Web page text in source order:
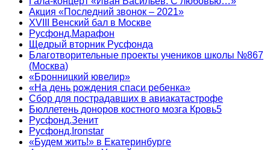
Акция «Последний звонок – 2021»
XVIII Венский бал в Москве
Русфонд.Марафон
Щедрый вторник Русфонда
Благотворительные проекты учеников школы №867
(Москва)
«Бронницкий ювелир»
«На день рождения спаси ребенка»
Сбор для пострадавших в авиакатастрофе
Бюллетень доноров костного мозга Кровь5
Русфонд.Зенит
Русфонд.Ironstar
«Будем жить!» в Екатеринбурге